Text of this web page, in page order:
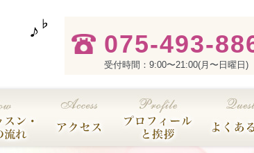
075-493-
受付時間：9:00〜21:00(月〜日曜日)